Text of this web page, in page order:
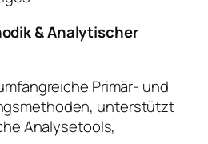
& Analytischer
Primär- und
unterstützt
Analysetools,